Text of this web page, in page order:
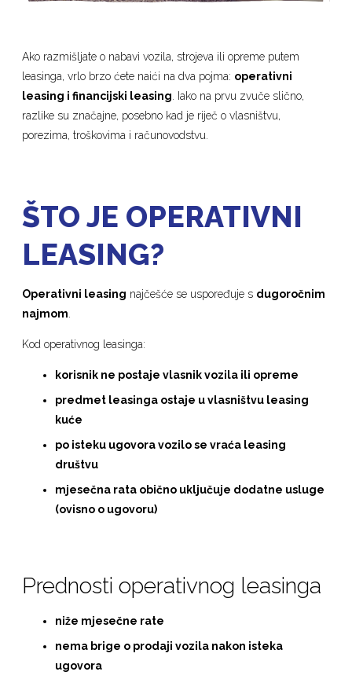
Ako razmišljate o nabavi vozila, strojeva ili opreme putem
leasinga, vrlo brzo ćete naići na dva pojma: operativni
leasing i financijski leasing . Iako na prvu zvuče slično,
razlike su značajne, posebno kad je riječ o vlasništvu,
porezima, troškovima i računovodstvu.
ŠTO JE OPERATIVNI
LEASING?
Operativni leasing najčešće se uspoređuje s dugoročnim
najmom
Kod operativnog leasinga:
korisnik ne postaje vlasnik vozila ili opreme
predmet leasinga ostaje u vlasništvu leasing
kuće
po isteku ugovora vozilo se vraća leasing
društvu
mjesečna rata obično uključuje dodatne usluge
(ovisno o ugovoru)
Prednosti operativnog leasinga
niže mjesečne rate
nema brige o prodaji vozila nakon isteka
ugovora